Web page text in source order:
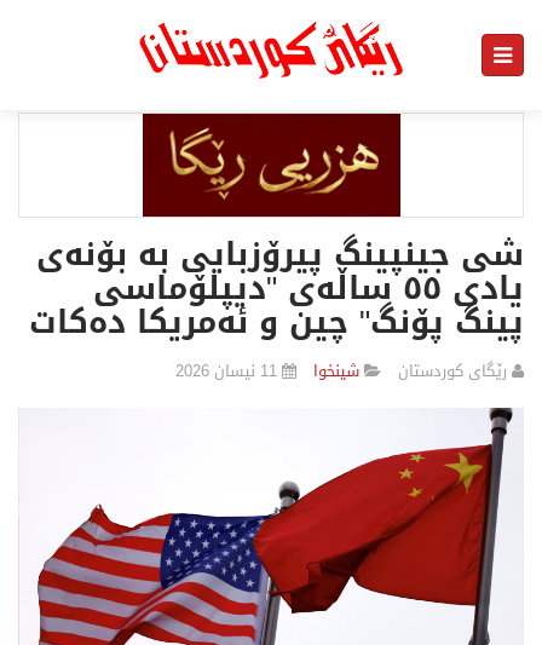
شی جینپینگ پیرۆزبایی بە بۆنەی
یادی ٥٥ ساڵەی "دیپلۆماسی
پینگ پۆنگ" چین و ئەمریکا دەکات
رێگای كوردستان شينخوا 11 نیسان 2026